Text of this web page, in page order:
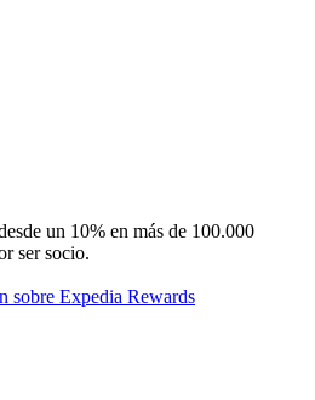
un 10% en más de 100.000
ser socio.
sobre Expedia Rewards